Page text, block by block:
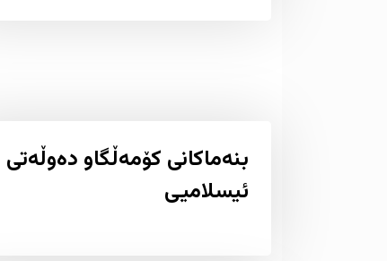
بنەماکانى کۆمەڵگاو دەوڵەتى
ئیسلامیی